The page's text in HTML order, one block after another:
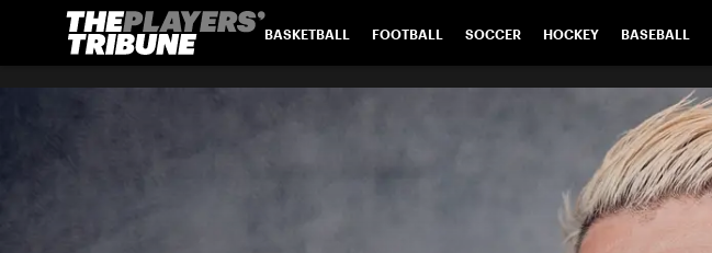
BASKETBALL FOOTBALL SOCCER HOCKEY BASEBALL